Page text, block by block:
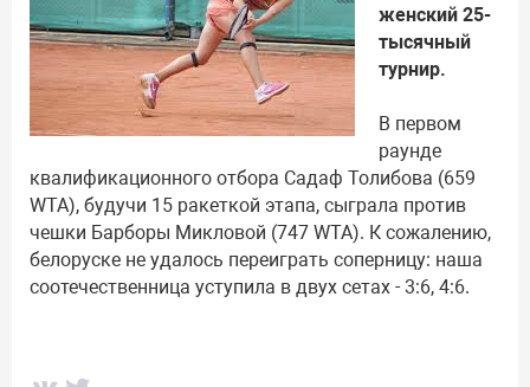
женский 25-
тысячный
турнир.
В первом
раунде
квалификационного отбора Садаф Толибова (659
WTA), будучи 15 ракеткой этапа, сыграла против
чешки Барборы Микловой (747 WTA). К сожалению,
белоруске не удалось переиграть соперницу: наша
соотечественница уступила в двух сетах - 3:6, 4:6.